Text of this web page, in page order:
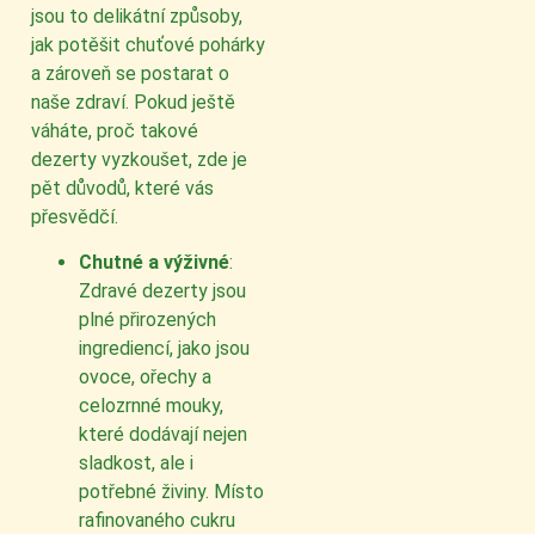
jsou to delikátní způsoby,
jak potěšit chuťové pohárky
a zároveň se postarat o
naše zdraví. Pokud ještě
váháte, proč takové
dezerty vyzkoušet, zde je
pět důvodů, které vás
přesvědčí.
Chutné a výživné:
Zdravé dezerty jsou
plné přirozených
ingrediencí, jako jsou
ovoce, ořechy a
celozrnné mouky,
které dodávají nejen
sladkost, ale i
potřebné živiny. Místo
rafinovaného cukru